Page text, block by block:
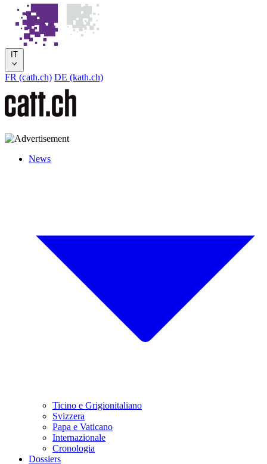
IT
FR (cath.ch) DE (kath.ch)
News
Ticino e Grigionitaliano
Svizzera
Papa e Vaticano
Internazionale
Cronologia
Dossiers